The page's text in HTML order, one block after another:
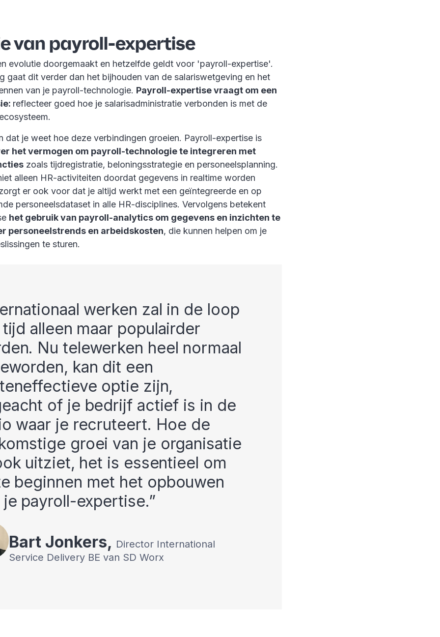
van payroll-expertise
evolutie doorgemaakt en hetzelfde geldt voor 'payroll-expertise'.
gaat dit verder dan het bijhouden van de salariswetgeving en het
van je payroll-technologie. Payroll-expertise vraagt om een
reflecteer goed hoe je salarisadministratie verbonden is met de
dat je weet hoe deze verbindingen groeien. Payroll-expertise is
het vermogen om payroll-technologie te integreren met
zoals tijdregistratie, beloningsstrategie en personeelsplanning.
alleen HR-activiteiten doordat gegevens in realtime worden
er ook voor dat je altijd werkt met een geïntegreerde en op
personeelsdataset in alle HR-disciplines. Vervolgens betekent
het gebruik van payroll-analytics om gegevens en inzichten te
personeelstrends en arbeidskosten, die kunnen helpen om je
te sturen.
werken zal in de loop
alleen maar populairder
Nu telewerken heel normaal
kan dit een
optie zijn,
of je bedrijf actief is in de
waar je recruteert. Hoe de
groei van je organisatie
uitziet, het is essentieel om
beginnen met het opbouwen
je payroll-expertise.
Bart Jonkers, Director International
Service Delivery BE van SD Worx